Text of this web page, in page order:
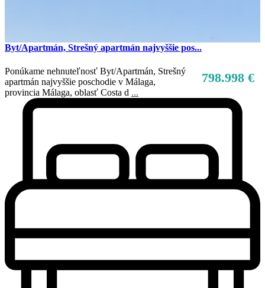
Byt/Apartmán, Strešný apartmán najvyššie pos...
798.998 €
Ponúkame nehnuteľnosť Byt/Apartmán, Strešný
apartmán najvyššie poschodie v Málaga,
provincia Málaga, oblasť Costa d ...